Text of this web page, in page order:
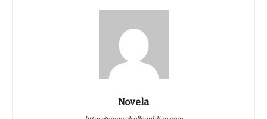
Novela